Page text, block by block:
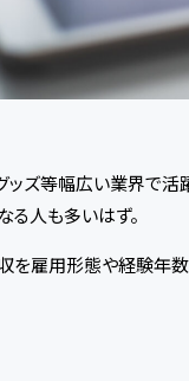
ッズ等幅広い業界で活
る人も多いはず。
を雇用形態や経験年